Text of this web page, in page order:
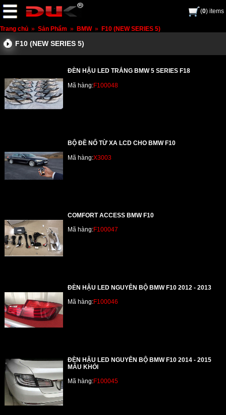
(0) items
Trang chủ » Sản Phẩm » BMW » F10 (NEW SERIES 5)
F10 (NEW SERIES 5)
ĐÈN HẬU LED TRẮNG BMW 5 SERIES F18
Mã hàng:F100048
BỘ ĐỀ NỔ TỪ XA LCD CHO BMW F10
Mã hàng:X3003
COMFORT ACCESS BMW F10
Mã hàng:F100047
ĐÈN HẬU LED NGUYÊN BỘ BMW F10 2012 - 2013
Mã hàng:F100046
ĐÈN HẬU LED NGUYÊN BỘ BMW F10 2014 - 2015
MẪU KHÓI
Mã hàng:F100045